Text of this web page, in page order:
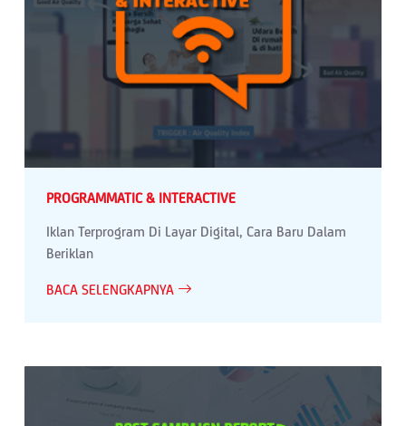
PROGRAMMATIC & INTERACTIVE
Iklan Terprogram Di Layar Digital, Cara Baru Dalam
Beriklan
BACA SELENGKAPNYA